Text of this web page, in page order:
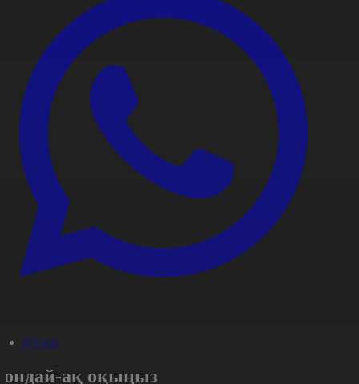
#Әлем
ақ оқыңыз